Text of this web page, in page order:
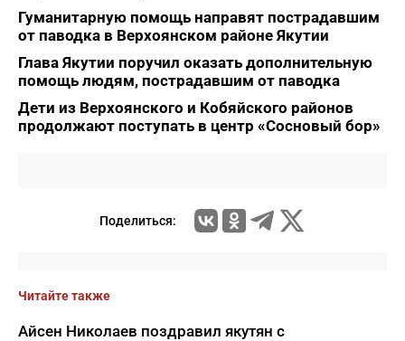
Гуманитарную помощь направят пострадавшим
от паводка в Верхоянском районе Якутии
Глава Якутии поручил оказать дополнительную
помощь людям, пострадавшим от паводка
Дети из Верхоянского и Кобяйского районов
продолжают поступать в центр «Сосновый бор»
Поделиться:
Читайте также
Айсен Николаев поздравил якутян с